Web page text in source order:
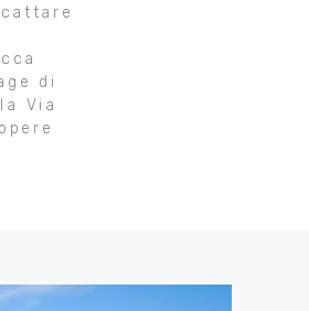
di
Via